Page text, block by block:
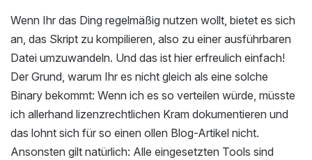
Wenn Ihr das Ding regelmäßig nutzen wollt, bietet es sich
an, das Skript zu kompilieren, also zu einer ausführbaren
Datei umzuwandeln. Und das ist hier erfreulich einfach!
Der Grund, warum Ihr es nicht gleich als eine solche
Binary bekommt: Wenn ich es so verteilen würde, müsste
ich allerhand lizenzrechtlichen Kram dokumentieren und
das lohnt sich für so einen ollen Blog-Artikel nicht.
Ansonsten gilt natürlich: Alle eingesetzten Tools sind